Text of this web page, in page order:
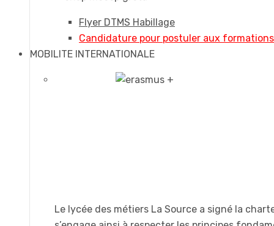
Flyer DTMS Habillage
Candidature pour postuler aux formations
MOBILITE INTERNATIONALE
Le lycée des métiers La Source a signé la